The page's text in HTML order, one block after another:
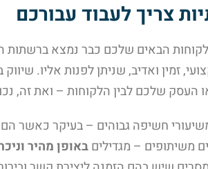
צריך לעבוד עבורכם
הבאים שלכם כבר נמצא
זמין ואדיב, שניתן לפנות אליו.
העסק שלכם לבין הלקוחות – ואת זה,
חשיפה גבוהים – בעיקר כאשר
משיתופים – מגדיליםבאופן מהיר